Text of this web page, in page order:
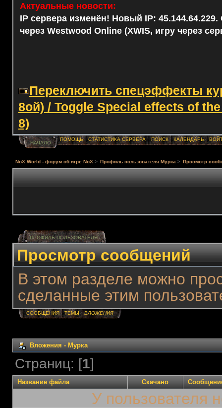
Актуальные новости:
IP сервера изменён! Новый IP: 45.144.64.229.
через Westwood Online (XWIS, игру через
Переключить спецэффекты
8ой) / Toggle Special effects of
8)
НАЧАЛО
ПОМОЩЬ СТАТИСТИКА СЕРВЕРА ПОИСК КАЛЕНДАРЬ
NoX World - форум об игре NoX > Профиль пользователя Мурка > Просмотр
ПРОФИЛЬ ПОЛЬЗОВАТЕЛЯ
Просмотр сообщений
В этом разделе можно
сделанные этим
СООБЩЕНИЯ ТЕМЫ ВЛОЖЕНИЯ
Вложения - Мурка
Страниц: [1]
Название файла Скачано
У пользователя